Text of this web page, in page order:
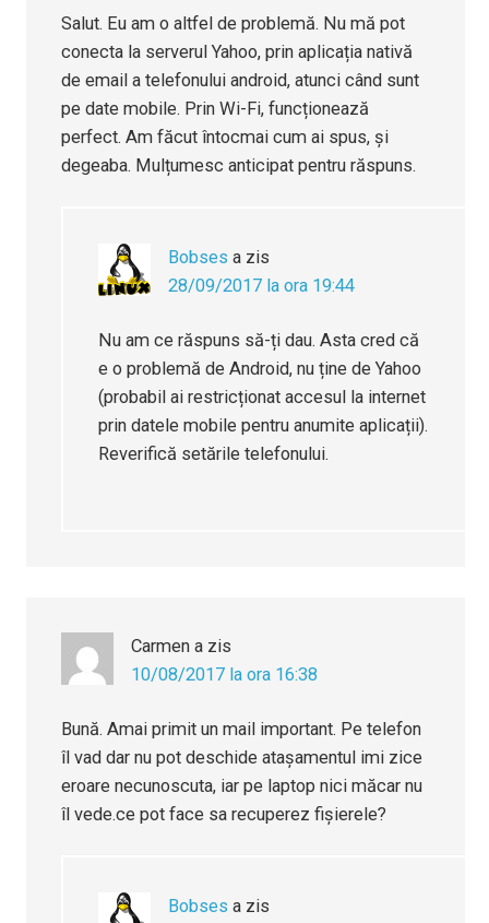
Salut. Eu am o altfel de problemă. Nu mă pot
conecta la serverul Yahoo, prin aplicația nativă
de email a telefonului android, atunci când sunt
pe date mobile. Prin Wi-Fi, funcționează
perfect. Am făcut întocmai cum ai spus, și
degeaba. Mulțumesc anticipat pentru răspuns.
Bobses a zis
28/09/2017 la ora 19:44
Nu am ce răspuns să-ți dau. Asta cred că
e o problemă de Android, nu ține de Yahoo
(probabil ai restricționat accesul la internet
prin datele mobile pentru anumite aplicații).
Reverifică setările telefonului.
Carmen a zis
10/08/2017 la ora 16:38
Bună. Amai primit un mail important. Pe telefon
îl vad dar nu pot deschide atașamentul imi zice
eroare necunoscuta, iar pe laptop nici măcar nu
îl vede.ce pot face sa recuperez fișierele?
Bobses a zis